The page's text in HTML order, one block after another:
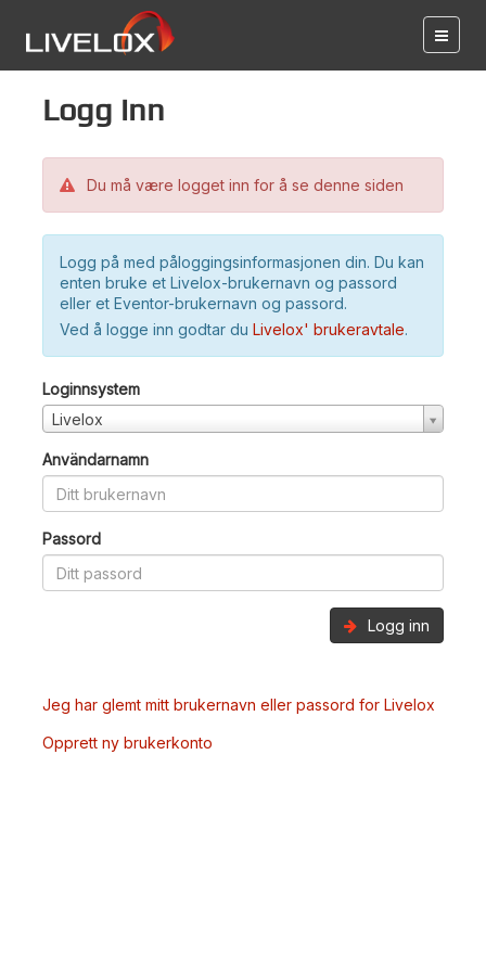
Logg inn
Du må være logget inn for å se denne siden
Logg på med påloggingsinformasjonen din. Du kan
enten bruke et Livelox-brukernavn og passord
eller et Eventor-brukernavn og passord.
Ved å logge inn godtar du Livelox' brukeravtale.
Loginnsystem
Livelox
Användarnamn
Passord
Logg inn
Jeg har glemt mitt brukernavn eller passord for Livelox
Opprett ny brukerkonto